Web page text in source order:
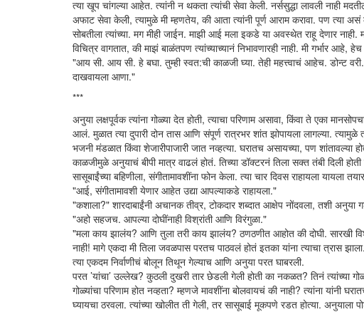
त्या खूप चांगल्या आहेत. त्यांनी न थकता त्यांची सेवा केली. नर्ससुद्धा लावली नाही
अफाट सेवा केली, त्यामुळे मी म्हणतेय, की आता त्यांनी पूर्ण आराम करावा. पण त्या
सोबतीला त्यांच्या. मग मीही जाईन. माझी आई मला इकडे या अवस्थेत राहू देणार
विचित्र वागतात, की माझं बाळंतपण त्यांच्याच्यानं निभावणारही नाही. मी गर्भार
"आय सी. आय सी. हे बघा. तुम्ही स्वत:ची काळजी घ्या. तेही महत्त्वाचं आहेच. डोन्ट
दाखवायला आणा."
***
अनुया लक्षपूर्वक त्यांना गोळ्या देत होती, त्याचा परिणाम असावा, किंवा ते एका
आलं. मुळात त्या दुपारी दोन तास आणि संपूर्ण रात्रभर शांत झोपायला लागल्या.
भजनी मंडळात किंवा शेजारीपाजारी जात नव्हत्या. घरातच असायच्या, पण शांतावल्या
काळजीमुळे अनुयाचं बीपी मात्र वाढलं होतं. तिच्या डॉक्टरनं तिला सक्त तंबी दिली
सासूबाईंच्या बहिणीला, संगीतामावशींना फोन केला. त्या चार दिवस राहायला यायला
"आई, संगीतामावशी येणार आहेत उद्या आपल्याकडे राहायला."
"कशाला?" शारदाबाईंनी अचानक तीव्र, टोकदार शब्दात आक्षेप नोंदवला, तशी अनुया
"अहो सहजच. आपल्या दोघींनाही विश्रांती आणि विरंगुळा."
"मला काय झालंय? आणि तुला तरी काय झालंय? ठणठणीत आहोत की दोघी. सारखी
नाही! मागे एकदा मी तिला जवळपास परतच पाठवलं होतं इतका यांना त्याचा त्रास
त्या एकदम निर्वाणीचं बोलून तिथून गेल्याच आणि अनुया परत घाबरली.
परत ’यांचा’ उल्लेख? कुठली दुखरी तार छेडली गेली होती का नकळत? तिनं त्यांच्या
गोळ्यांचा परिणाम होत नव्हता? म्हणजे मावशींना बोलवायचं की नाही? त्यांना यांनी
घ्यायचा ठरवला. त्यांच्या खोलीत ती गेली, तर सासूबाई मूकपणे रडत होत्या. अनुयाला